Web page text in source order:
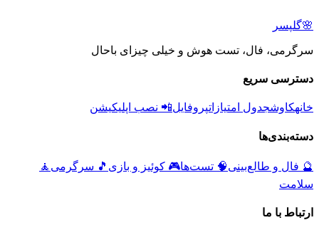
🌸گلپسر
سرگرمی، فال، تست هوش و خیلی چیزای باحال
دسترسی سریع
خانهکاوشجدول امتیازاتپروفایل📲 نصب اپلیکیشن
دسته‌بندی‌ها
🔮 فال و طالع‌بینی🧠 تست‌ها🎮 کوئیز و بازی 🎵 سرگرمی 🧘
سلامت
ارتباط با ما